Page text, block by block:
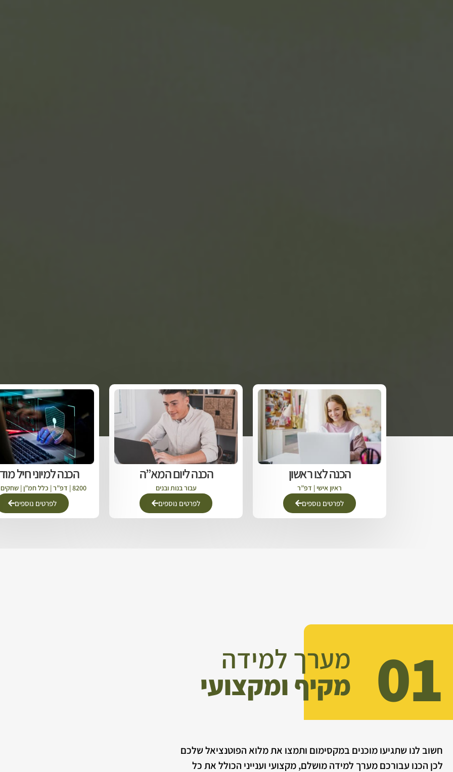
הכנה לצו ראשון
ראיון אישי | דפ”ר
לפרטים נוספים
הכנה ליום המא”ה
עבור בנות ובנים
לפרטים נוספים
הכנה למיוני חיל
8200 | דפ”ר | כלל חמ”ן | שחקים חבצלות
לפרטים נוספים
01 מערך למידה
מקיף ומקצועי
חשוב לנו שתגיעו מוכנים במקסימום ותמצו את מלוא הפוטנציאל שלכם
לכן הכנו עבורכם מערך למידה מושלם, מקצועי וענייני הכולל את כל